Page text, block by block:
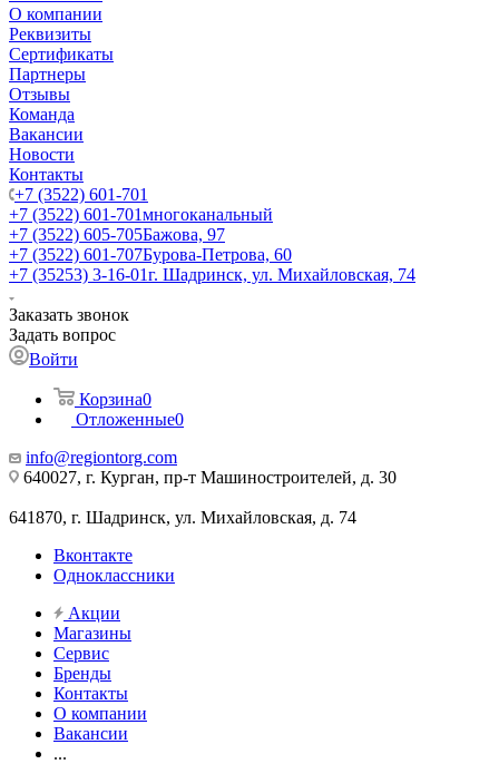
О компании
Реквизиты
Сертификаты
Партнеры
Отзывы
Команда
Вакансии
Новости
Контакты
+7 (3522) 601-701
+7 (3522) 601-701многоканальный
+7 (3522) 605-705Бажова, 97
+7 (3522) 601-707Бурова-Петрова, 60
+7 (35253) 3-16-01г. Шадринск, ул. Михайловская, 74
Заказать звонок
Задать вопрос
Войти
Корзина0
Отложенные0
info@regiontorg.com
640027, г. Курган, пр-т Машиностроителей, д. 30
641870, г. Шадринск, ул. Михайловская, д. 74
Вконтакте
Одноклассники
Акции
Магазины
Сервис
Бренды
Контакты
О компании
Вакансии
...